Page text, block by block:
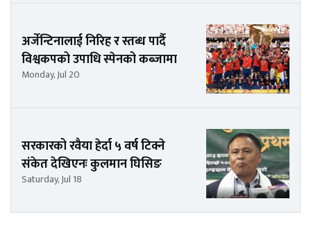
अर्जेन्टिनालाई निरिह र स्तब्ध पार्दै
विश्वकपको उपाधि स्पेनको कब्जामा
Monday, Jul 20
सरकारको रवैया हेर्दा ५ वर्ष टिक्ने
संकेत देखिएनः कुलमान घिसिङ
Saturday, Jul 18